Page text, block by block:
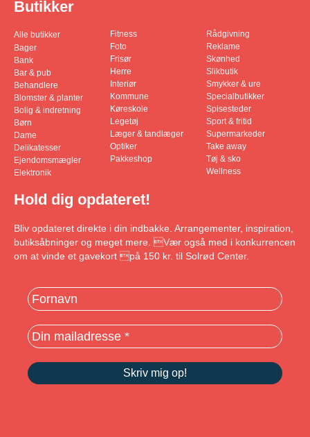
Butikker
Alle butikker
Bager
Bank
Bar & pub
Behandlere
Blomster & planter
Bolig & indretning
Børn
Dame
Delikatesser
Ejendomsmægler
Elektronik
Fitness
Foto
Frisør
Herre
Interiør
Kommune
Køreskole
Legetøj
Læger & tandlæger
Optiker
Pakkeshop
Rådgivning
Reklame
Skønhed
Slikbutik
Smykker & ure
Specialbutikker
Spisesteder
Sport & fritid
Supermarkeder
Take away
Tøj & sko
Wellness
Hold dig opdateret!
Bliv opdateret direkte i din indbakke. Arrangementer, inspiration,
butiksåbninger og meget mere. Vær også med i konkurrencen
om at vinde et gavekort på 150 kr. til Solrød Center.